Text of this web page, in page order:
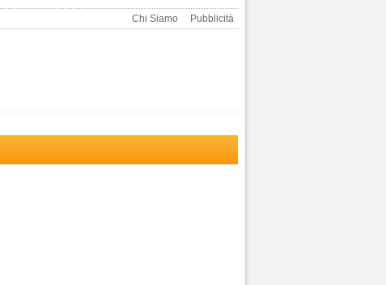
Chi Siamo Pubblicità